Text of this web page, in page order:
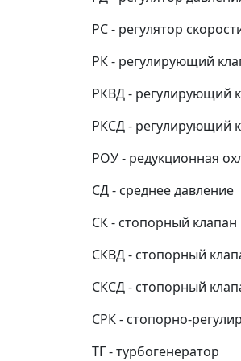
PC - регулятор
РК - регулирующий
РКВД - регулирующий
РКСД - регулирующий
РОУ - редукционная
СД - среднее давление
СК - стопорный клапан
СКВД - стопорный
СКСД - стопорный
СРК - стопорно-
ТГ - турбогенератор